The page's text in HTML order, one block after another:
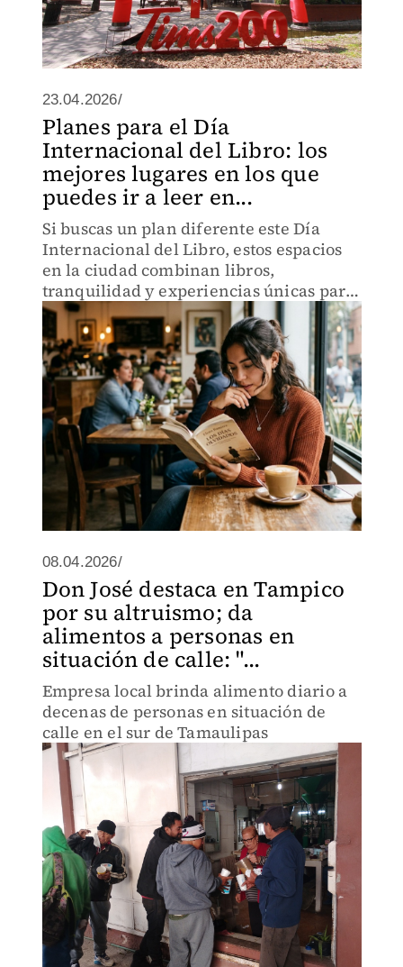
23.04.2026/
Planes para el Día
Internacional del Libro: los
mejores lugares en los que
puedes ir a leer en...
Si buscas un plan diferente este Día
Internacional del Libro, estos espacios
en la ciudad combinan libros,
tranquilidad y experiencias únicas para
leer.
08.04.2026/
Don José destaca en Tampico
por su altruismo; da
alimentos a personas en
situación de calle: "...
Empresa local brinda alimento diario a
decenas de personas en situación de
calle en el sur de Tamaulipas